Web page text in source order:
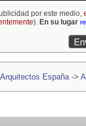
por este medio,
). En su lugar
España->